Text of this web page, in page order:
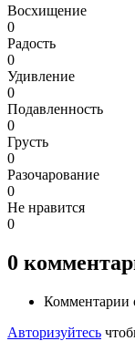
Восхищение
0
Радость
0
Удивление
0
Подавленность
0
Грусть
0
Разочарование
0
Не нравится
0
0
Комментарии
Авторизуйтесь